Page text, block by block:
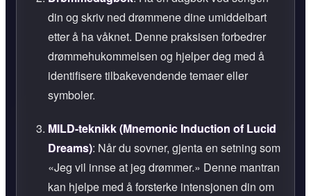
din og skriv ned drømmene dine umiddelbart
etter å ha våknet. Denne praksisen forbedrer
drømmehukommelsen og hjelper deg med å
identifisere tilbakevendende temaer eller
symboler.
MILD-teknikk (Mnemonic Induction of Lucid
Dreams): Når du sovner, gjenta en setning som
Jeg vil innse at jeg drømmer.
Denne mantran
kan hjelpe med å forsterke intensjonen din om